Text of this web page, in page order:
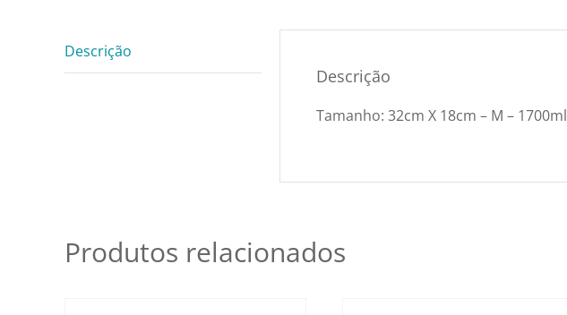
Descrição
Descrição
Tamanho: 32cm X 18cm – M – 1700ml
Produtos relacionados